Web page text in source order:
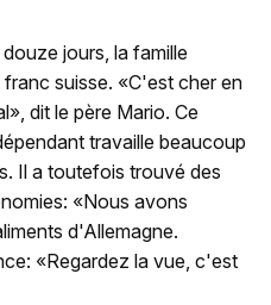
jours, la famille
suisse. «C'est cher en
dit le père Mario. Ce
travaille beaucoup
Il a toutefois trouvé des
«Nous avons
d'Allemagne.
«Regardez la vue, c'est